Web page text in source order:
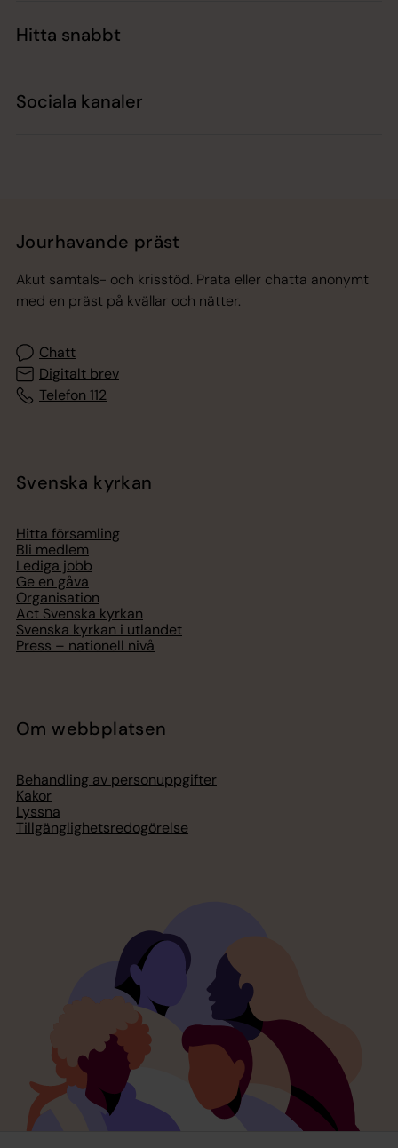
Hitta snabbt
Sociala kanaler
Jourhavande präst
Akut samtals- och krisstöd. Prata eller chatta anonymt
med en präst på kvällar och nätter.
Chatt
Digitalt brev
Telefon 112
Svenska kyrkan
Hitta församling
Bli medlem
Lediga jobb
Ge en gåva
Organisation
Act Svenska kyrkan
Svenska kyrkan i utlandet
Press – nationell nivå
Om webbplatsen
Behandling av personuppgifter
Kakor
Lyssna
Tillgänglighetsredogörelse